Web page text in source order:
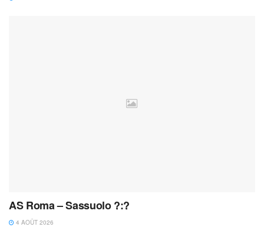
AS Roma – Sassuolo ?:?
4 AOÛT 2026